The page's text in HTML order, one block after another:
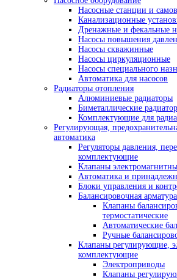
Насосные станции и
Канализационные
Дренажные и фекальные
Насосы повышения
Насосы скважинные
Насосы циркуляционные
Насосы специального
Автоматика для насосов
Радиаторы отопления
Алюминиевые радиаторы
Биметаллические
Комплектующие для
Регулирующая,
автоматика
Регуляторы давления,
комплектующие
Клапаны
Автоматика и
Блоки управления и
Балансировочная арматура
Клапаны
термостатические
Автоматические
Ручные
Клапаны регулирующие,
комплектующие
Электроприводы
Клапаны